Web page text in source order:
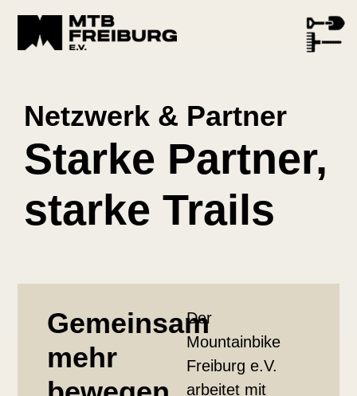
Netzwerk & Partner
Starke Partner,
starke Trails
Gemeinsam
mehr
Der
Mountainbike
Freiburg e.V.
arbeitet mit